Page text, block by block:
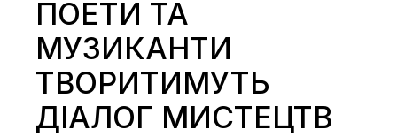
ПОЕТИ ТА
МУЗИКАНТИ
ТВОРИТИМУТЬ
ДІАЛОГ МИСТЕЦТВ